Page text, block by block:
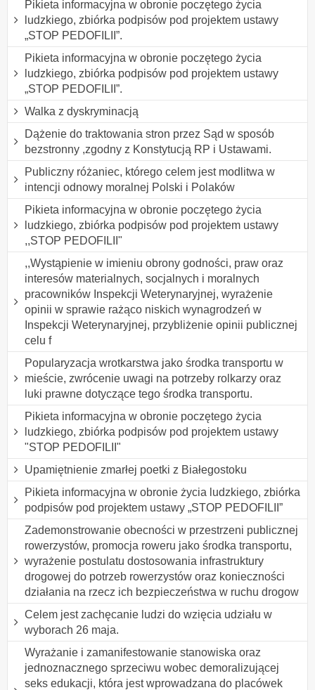
Pikieta informacyjna w obronie poczętego życia
ludzkiego, zbiórka podpisów pod projektem ustawy
„STOP PEDOFILII”.
Pikieta informacyjna w obronie poczętego życia
ludzkiego, zbiórka podpisów pod projektem ustawy
„STOP PEDOFILII”.
Walka z dyskryminacją
Dążenie do traktowania stron przez Sąd w sposób
bezstronny ,zgodny z Konstytucją RP i Ustawami.
Publiczny różaniec, którego celem jest modlitwa w
intencji odnowy moralnej Polski i Polaków
Pikieta informacyjna w obronie poczętego życia
ludzkiego, zbiórka podpisów pod projektem ustawy
,,STOP PEDOFILII"
,,Wystąpienie w imieniu obrony godności, praw oraz
interesów materialnych, socjalnych i moralnych
pracowników Inspekcji Weterynaryjnej, wyrażenie
opinii w sprawie rażąco niskich wynagrodzeń w
Inspekcji Weterynaryjnej, przybliżenie opinii publicznej
celu f
Popularyzacja wrotkarstwa jako środka transportu w
mieście, zwrócenie uwagi na potrzeby rolkarzy oraz
luki prawne dotyczące tego środka transportu.
Pikieta informacyjna w obronie poczętego życia
ludzkiego, zbiórka podpisów pod projektem ustawy
"STOP PEDOFILII"
Upamiętnienie zmarłej poetki z Białegostoku
Pikieta informacyjna w obronie życia ludzkiego, zbiórka
podpisów pod projektem ustawy „STOP PEDOFILII”
Zademonstrowanie obecności w przestrzeni publicznej
rowerzystów, promocja roweru jako środka transportu,
wyrażenie postulatu dostosowania infrastruktury
drogowej do potrzeb rowerzystów oraz konieczności
działania na rzecz ich bezpieczeństwa w ruchu drogow
Celem jest zachęcanie ludzi do wzięcia udziału w
wyborach 26 maja.
Wyrażanie i zamanifestowanie stanowiska oraz
jednoznacznego sprzeciwu wobec demoralizującej
seks edukacji, która jest wprowadzana do placówek